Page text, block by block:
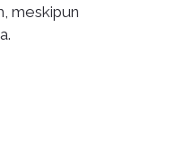
meskipun